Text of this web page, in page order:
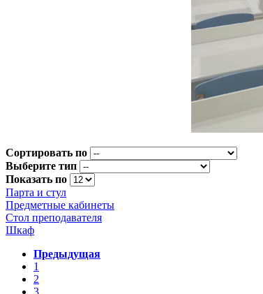
Сортировать по
Выберите тип
Показать по
Парта и стул
Предметные кабинеты
Стол преподавателя
Шкаф
Предыдущая
1
2
3